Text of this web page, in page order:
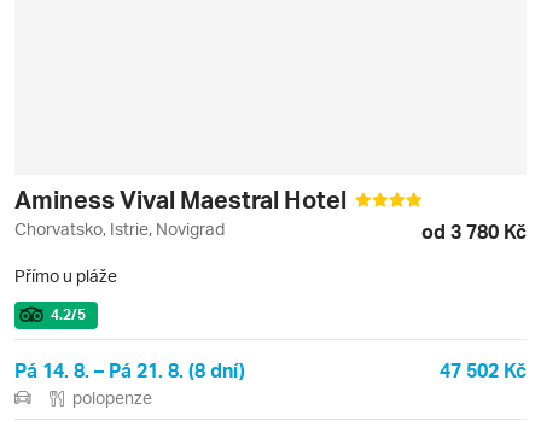
Aminess Vival Maestral Hotel
Chorvatsko, Istrie, Novigrad od 3 780 Kč
Přímo u pláže
4.2/5
Pá 14. 8. – Pá 21. 8. (8 dní) 47 502 Kč
polopenze